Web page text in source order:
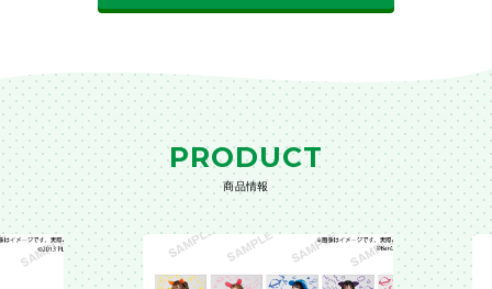
PRODUCT
商品情報